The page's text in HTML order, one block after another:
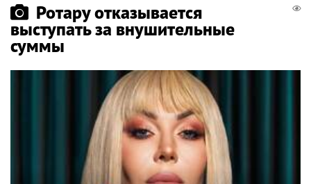
Ротару отказывается
выступать за внушительные
суммы